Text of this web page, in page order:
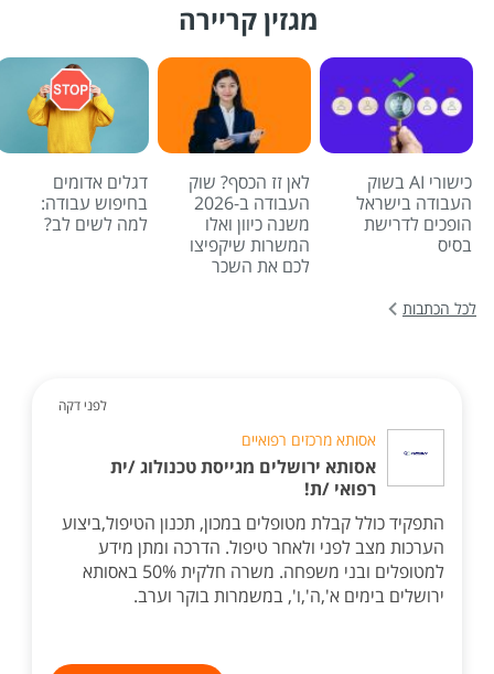
מגזין קריירה
כישורי AI בשוק
העבודה בישראל
הופכים לדרישת
בסיס
לאן זז הכסף? שוק
העבודה ב-2026
משנה כיוון ואלו
המשרות שיקפיצו
לכם את השכר
דגלים אדומים
בחיפוש עבודה:
למה לשים לב?
לכל הכתבות
לפני דקה
אסותא מרכזים רפואיים
אסותא ירושלים מגייסת טכנולוג /ית
רפואי /ת!
התפקיד כולל קבלת מטופלים במכון, תכנון הטיפול,ביצוע
הערכות מצב לפני ולאחר טיפול. הדרכה ומתן מידע
למטופלים ובני משפחה. משרה חלקית 50% באסותא
ירושלים בימים א',ה',ו', במשמרות בוקר וערב.